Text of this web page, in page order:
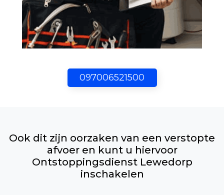
097006521500
Ook dit zijn oorzaken van een verstopte
afvoer en kunt u hiervoor
Ontstoppingsdienst Lewedorp
inschakelen